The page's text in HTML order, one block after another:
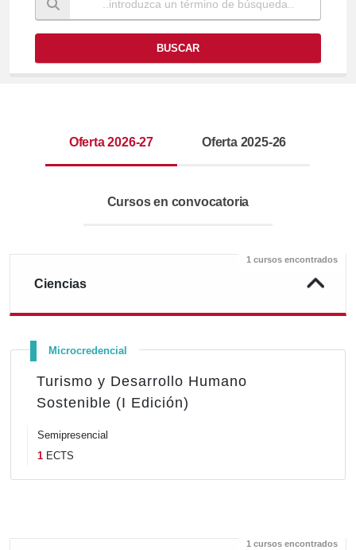
BUSCAR
Oferta 2026-27 Oferta 2025-26
Cursos en convocatoria
Ciencias
1 cursos encontrados
Microcredencial
Turismo y Desarrollo Humano
Sostenible (I Edición)
Semipresencial
1 ECTS
1 cursos encontrados